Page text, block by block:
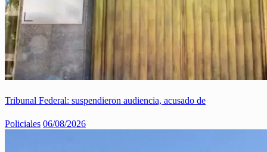
Tribunal Federal: suspendieron audiencia, acusado de
Policiales 06/08/2026